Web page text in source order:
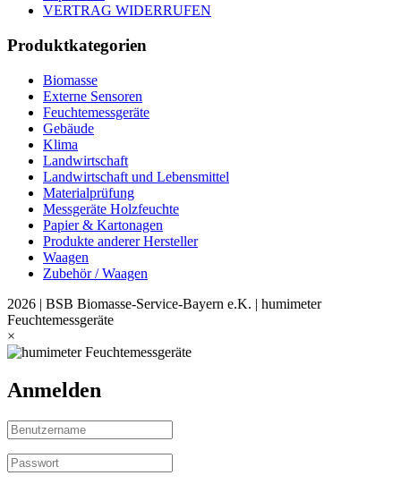
VERTRAG WIDERRUFEN
Produktkategorien
Biomasse
Externe Sensoren
Feuchtemessgeräte
Gebäude
Klima
Landwirtschaft
Landwirtschaft und Lebensmittel
Materialprüfung
Messgeräte Holzfeuchte
Papier & Kartonagen
Produkte anderer Hersteller
Waagen
Zubehör / Waagen
2026 | BSB Biomasse-Service-Bayern e.K. | humimeter
Feuchtemessgeräte
×
Anmelden